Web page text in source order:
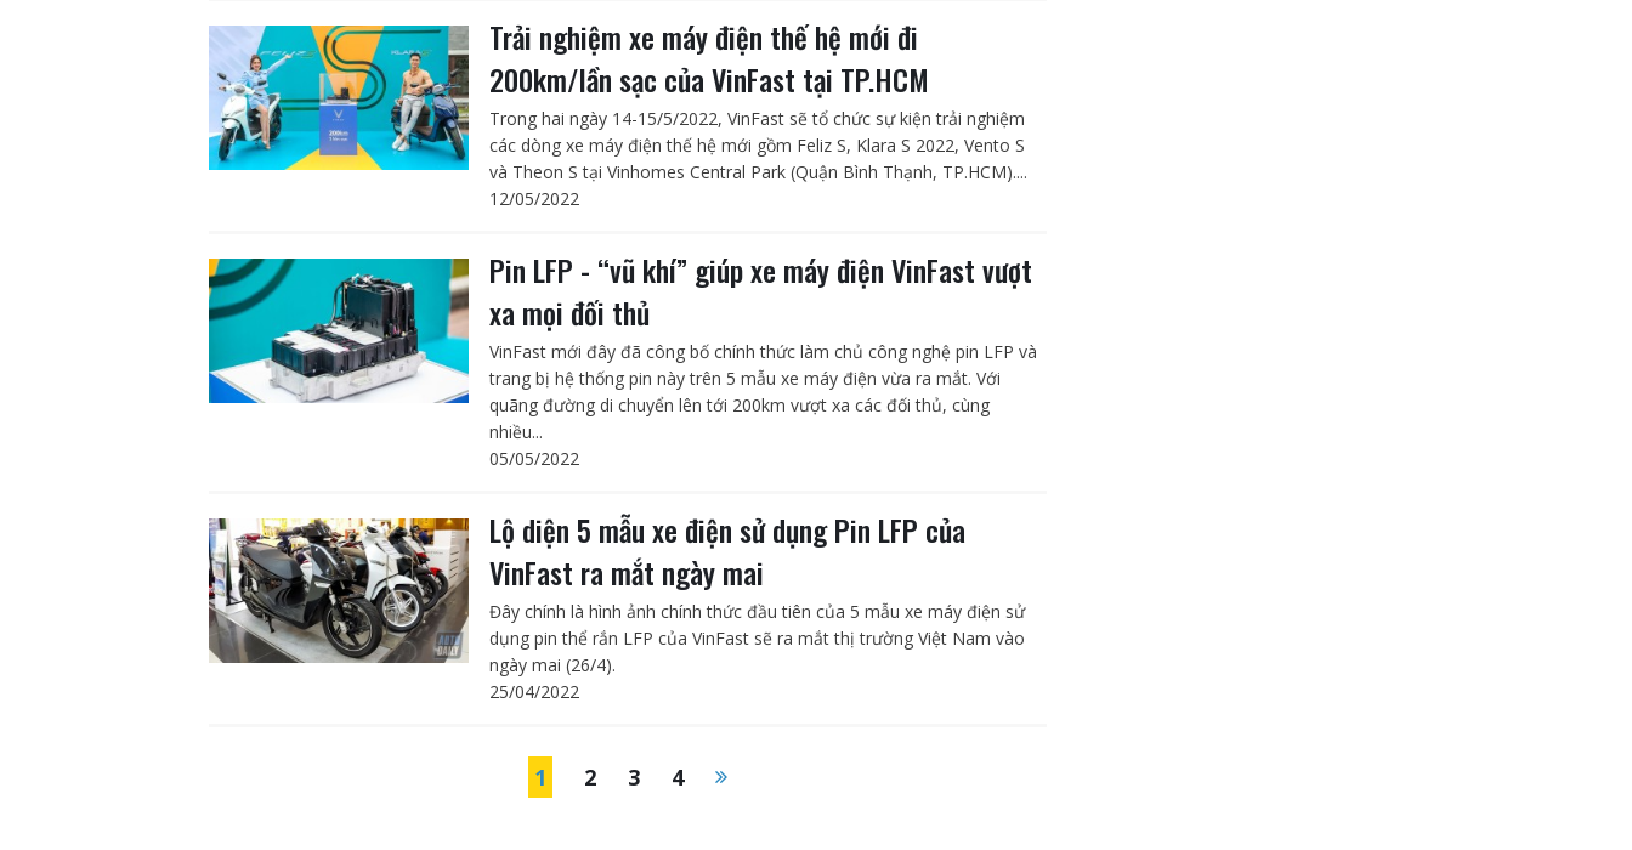
Trải nghiệm xe máy điện thế hệ mới đi
200km/lần sạc của VinFast tại TP.HCM
Trong hai ngày 14-15/5/2022, VinFast sẽ tổ chức sự kiện trải nghiệm
các dòng xe máy điện thế hệ mới gồm Feliz S, Klara S 2022, Vento S
và Theon S tại Vinhomes Central Park (Quận Bình Thạnh, TP.HCM)....
12/05/2022
Pin LFP - “vũ khí” giúp xe máy điện VinFast vượt
xa mọi đối thủ
VinFast mới đây đã công bố chính thức làm chủ công nghệ pin LFP và
trang bị hệ thống pin này trên 5 mẫu xe máy điện vừa ra mắt. Với
quãng đường di chuyển lên tới 200km vượt xa các đối thủ, cùng
nhiều...
05/05/2022
Lộ diện 5 mẫu xe điện sử dụng Pin LFP của
VinFast ra mắt ngày mai
Đây chính là hình ảnh chính thức đầu tiên của 5 mẫu xe máy điện sử
dụng pin thể rắn LFP của VinFast sẽ ra mắt thị trường Việt Nam vào
ngày mai (26/4).
25/04/2022
1 2 3 4